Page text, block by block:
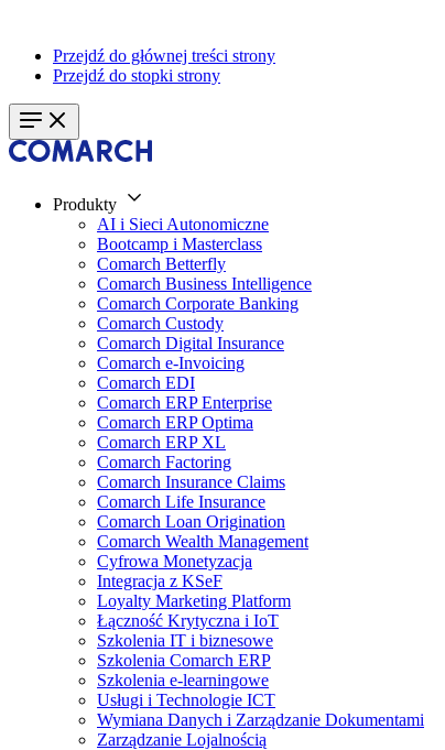
Przejdź do głównej treści strony
Przejdź do stopki strony
Produkty
AI i Sieci Autonomiczne
Bootcamp i Masterclass
Comarch Betterfly
Comarch Business Intelligence
Comarch Corporate Banking
Comarch Custody
Comarch Digital Insurance
Comarch e-Invoicing
Comarch EDI
Comarch ERP Enterprise
Comarch ERP Optima
Comarch ERP XL
Comarch Factoring
Comarch Insurance Claims
Comarch Life Insurance
Comarch Loan Origination
Comarch Wealth Management
Cyfrowa Monetyzacja
Integracja z KSeF
Loyalty Marketing Platform
Łączność Krytyczna i IoT
Szkolenia IT i biznesowe
Szkolenia Comarch ERP
Szkolenia e-learningowe
Usługi i Technologie ICT
Wymiana Danych i Zarządzanie Dokumentami
Zarządzanie Lojalnością